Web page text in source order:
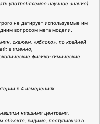
употребляемое научное знание)
не датирует используемые им
вопросом мета модели.
скажем, «яблоко», по крайней
а именно,
физико-химические
в 4 измерениях
низшими центрами,
объекте, видимо, поступившая в